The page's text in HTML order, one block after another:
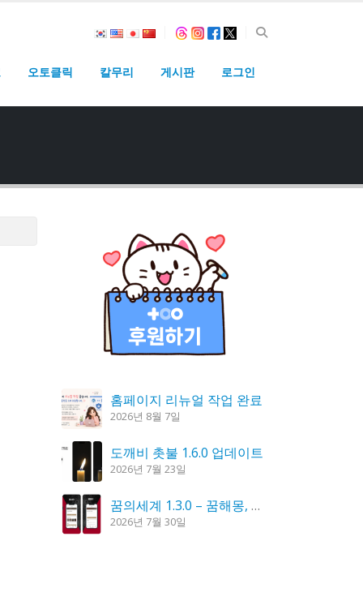
오토클릭 칼무리 게시판 로그인
홈페이지 리뉴얼 작업 완료
2026년 8월 7일
도깨비 촛불 1.6.0 업데이트
2026년 7월 23일
꿈의세계 1.3.0 – 꿈해몽, 꿈풀이
2026년 7월 30일